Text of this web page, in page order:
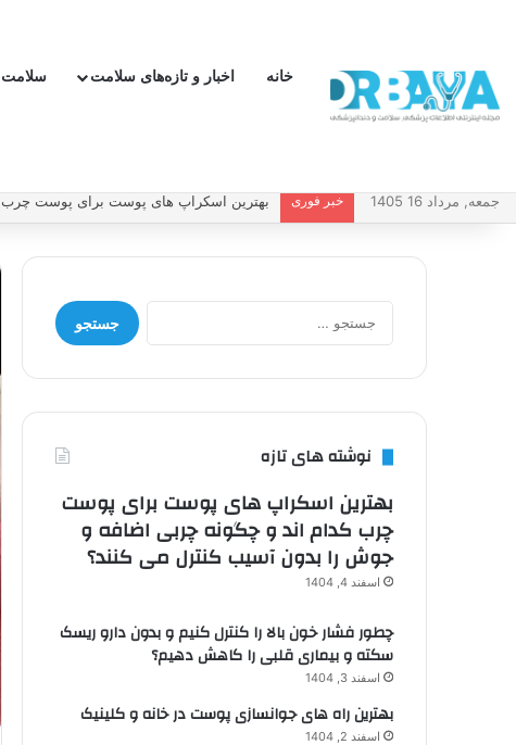
خانه اخبار و تازه‌های سلامت
جمعه, مرداد 16 1405 خبر فوری چطور فشار خون بالا را کنترل کنیم و بدون
جستجو
برای:
نوشته های تازه
بهترین اسکراپ های پوست برای پوست
چرب کدام اند و چگونه چربی اضافه و
جوش را بدون آسیب کنترل می کنند؟
اسفند 4, 1404
چطور فشار خون بالا را کنترل کنیم و بدون دارو ریسک
سکته و بیماری قلبی را کاهش دهیم؟
اسفند 3, 1404
بهترین راه های جوانسازی پوست در خانه و کلینیک
اسفند 2, 1404